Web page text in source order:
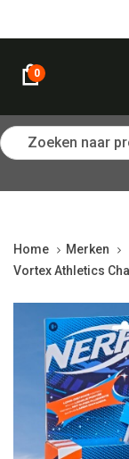
navigation
content
0
Zoeken naar
Home
Merken
Vortex Athletics
Athletics
Champs
competitie
werpballen
quantity